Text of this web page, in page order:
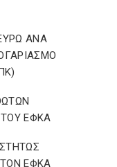
ΑΝΑ
ΕΦΚΑ
ΕΦΚΑ